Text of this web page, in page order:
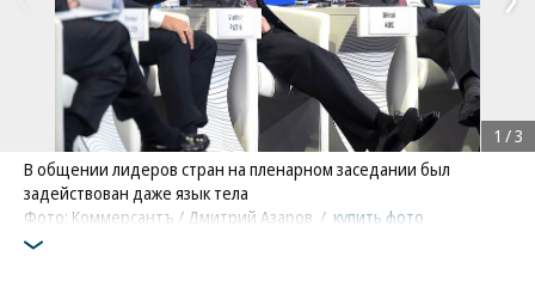
В общении лидеров стран на пленарном заседании был
задействован даже язык тела
Фото: Коммерсантъ / Дмитрий Азаров / купить фото
1 /3